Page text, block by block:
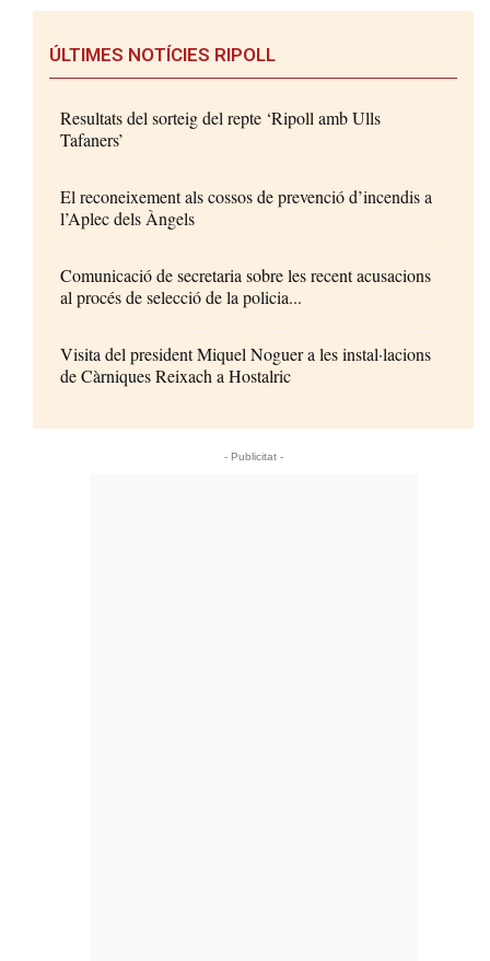
ÚLTIMES NOTÍCIES RIPOLL
Resultats del sorteig del repte ‘Ripoll amb Ulls
Tafaners’
El reconeixement als cossos de prevenció d’incendis a
l’Aplec dels Àngels
Comunicació de secretaria sobre les recent acusacions
al procés de selecció de la policia...
Visita del president Miquel Noguer a les instal·lacions
de Càrniques Reixach a Hostalric
- Publicitat -